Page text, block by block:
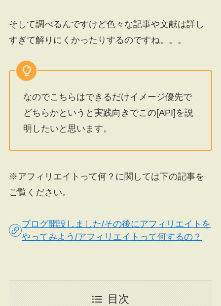
そして調べるんですけど色々な記事や文献は詳し
すぎて解りにくかったりするのですね。。。
なのでこちらはできるだけイメージ優先で
どちらかというと実践向きでこの[API]を説
明したいと思います。
※アフィリエイトって何？に関しては下の記事を
ご覧ください。
ブログ開設しました/その後にアフィリエイトを
やってみよう/アフィリエイトって何するの？
目次